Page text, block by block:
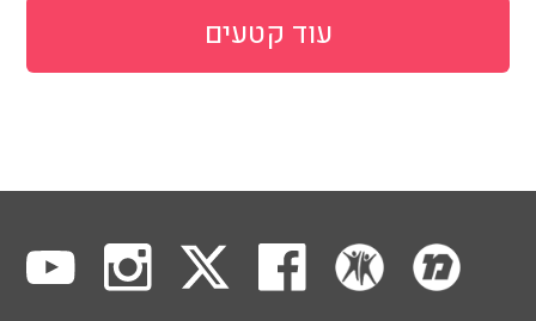
עוד קטעים